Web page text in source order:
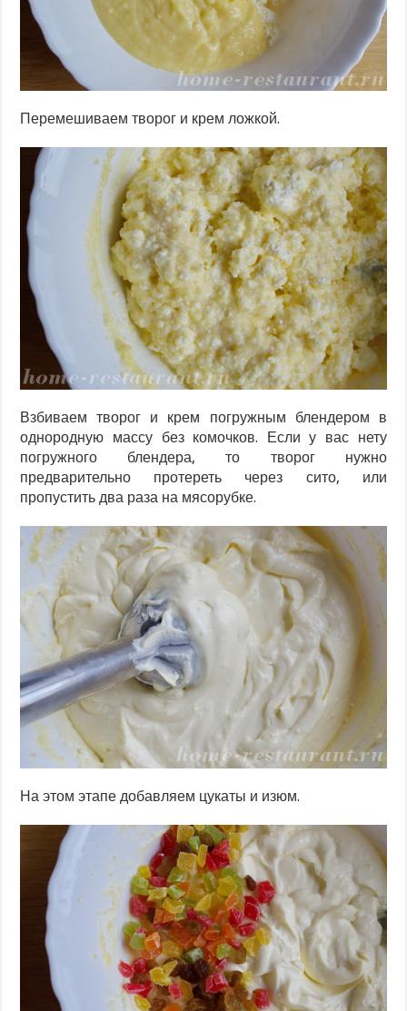
Перемешиваем творог и крем ложкой.
Взбиваем творог и крем погружным блендером в
однородную массу без комочков. Если у вас нету
погружного блендера, то творог нужно
предварительно протереть через сито, или
пропустить два раза на мясорубке.
На этом этапе добавляем цукаты и изюм.